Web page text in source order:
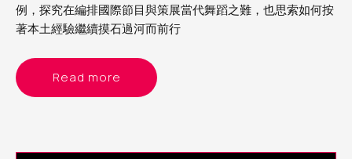
例，探究在編排國際節目與策展當代舞蹈之難，也思索如何按
著本土經驗繼續摸石過河而前行
Read more